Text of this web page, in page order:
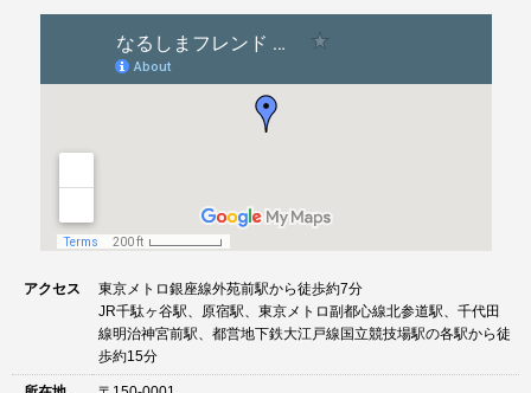
アクセス
東京メトロ銀座線外苑前駅から徒歩約7分
JR千駄ヶ谷駅、原宿駅、東京メトロ副都心線北参道駅、千代田
線明治神宮前駅、都営地下鉄大江戸線国立競技場駅の各駅から徒
歩約15分